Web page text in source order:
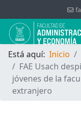
Está aquí: Inicio
FAE Usach
jóvenes de la
extranjero